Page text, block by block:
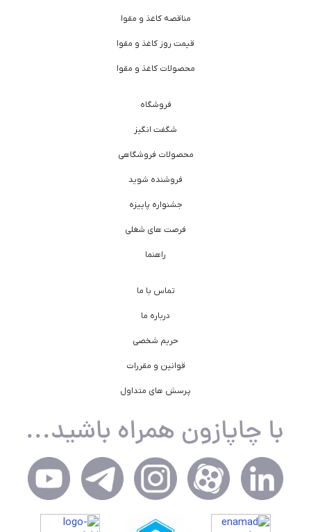
مناقصه کاغذ و مقوا
قیمت روز کاغذ و مقوا
محصولات کاغذ و مقوا
فروشگاه
شگفت انگیز
محصولات فروشگاهی
فروشنده شوید
جشنواره پاییزه
فرصت های شغلی
راهنما
تماس با ما
درباره ما
حریم شخصی
قوانین و مقررات
پرسش های متداول